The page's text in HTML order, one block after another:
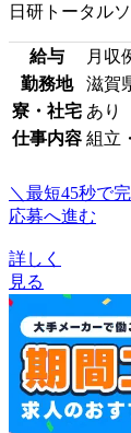
日研トータル
給与 月収
勤務地
滋賀
寮・社宅 あり
仕事内容 組立
＼最短45秒で
応募へ進む
詳しく
見る